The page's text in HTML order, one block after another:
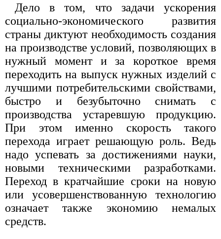
Дело в том, что задачи ускорения
социально-экономического развития
страны диктуют необходимость создания
на производстве условий, позволяющих в
нужный момент и за короткое время
переходить на выпуск нужных изделий с
лучшими потребительскими свойствами,
быстро и безубыточно снимать с
производства устаревшую продукцию.
При этом именно скорость такого
перехода играет решающую роль. Ведь
надо успевать за достижениями науки,
новыми техническими разработками.
Переход в кратчайшие сроки на новую
или усовершенствованную технологию
означает также экономию немалых
средств.